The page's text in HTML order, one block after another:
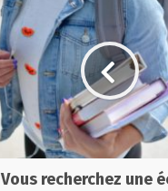
Vous recherchez une